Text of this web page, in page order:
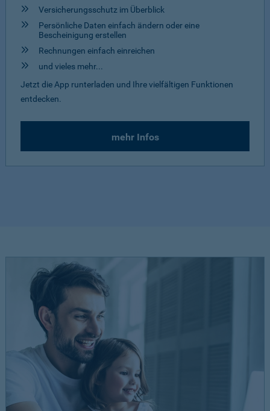
Versicherungsschutz im Überblick
Persönliche Daten einfach ändern oder eine
Bescheinigung erstellen
Rechnungen einfach einreichen
und vieles mehr...
Jetzt die App runterladen und Ihre vielfältigen Funktionen
entdecken.
mehr Infos